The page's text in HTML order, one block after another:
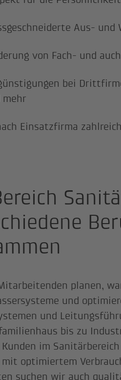
Aus-
von Fach- und
bei
mehr
Einsatzfirma
planen,
und
und
bis zu
im
mit optimiertem
suchen wir auch